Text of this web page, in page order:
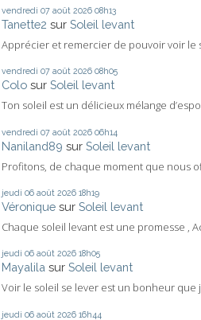
vendredi 07 août 2026 08h13
Tanette2 sur Soleil levant
Apprécier et remercier de pouvoir voir le
vendredi 07 août 2026 08h05
Colo sur Soleil levant
Ton soleil est un délicieux mélange
vendredi 07 août 2026 06h14
Naniland89 sur Soleil levant
Profitons, de chaque moment que nous
jeudi 06 août 2026 18h19
Véronique sur Soleil levant
Chaque soleil levant est une promesse ,
jeudi 06 août 2026 18h05
Mayalila sur Soleil levant
Voir le soleil se lever est un bonheur que
jeudi 06 août 2026 16h44